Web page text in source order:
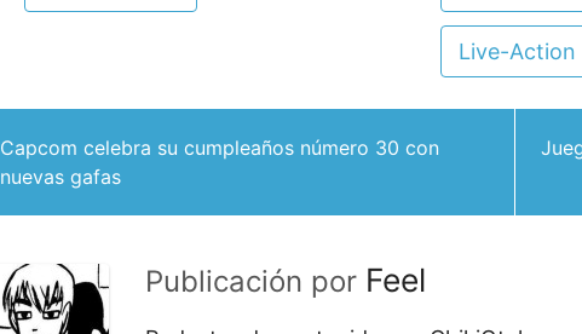
Live-Action
Capcom celebra su cumpleaños número 30 con
nuevas gafas
Publicación por Feel